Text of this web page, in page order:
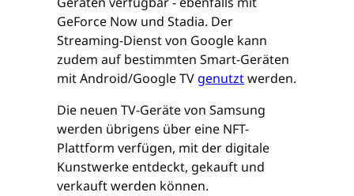
GeForce Now und Stadia. Der
Streaming-Dienst von Google kann
zudem auf bestimmten Smart-Geräten
mit Android/Google TV genutztwerden.
Die neuen TV-Geräte von Samsung
werden übrigens über eine NFT-
Plattform verfügen, mit der digitale
Kunstwerke entdeckt, gekauft und
verkauft werden können.